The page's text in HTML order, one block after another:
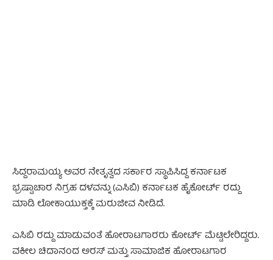
ಸಿದ್ದರಾಮಯ್ಯ ಅವರ ನೇತೃತ್ವದ ಸರ್ಕಾರ ಸ್ಥಾಪಿಸಿದ್ದ ಕರ್ನಾಟಕ
ಭ್ರಷ್ಟಾಚಾರ ನಿಗ್ರಹ ದಳವನ್ನು (ಎಸಿಬಿ) ಕರ್ನಾಟಕ ಹೈಕೋರ್ಟ್‌ ರದ್ದು
ಮಾಡಿ ಲೋಕಾಯುಕ್ತಕ್ಕೆ ಮರುಜೀವ ನೀಡಿದೆ.
ಎಸಿಬಿ ರದ್ದು ಮಾಡುವಂತೆ ಹೋರಾಟಗಾರರು ಕೋರ್ಟ್ ಮೆಟ್ಟಿಲೇರಿದ್ದರು.
ವಕೀಲ ಚಿದಾನಂದ ಅರಸ್ ಮತ್ತು ಸಾಮಾಜಿಕ ಹೋರಾಟಗಾರ